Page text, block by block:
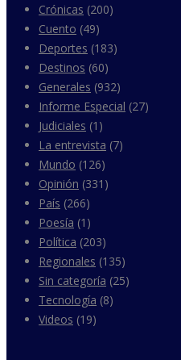
Crónicas (200)
Cuento (49)
Deportes (183)
Destinos (60)
Generales (932)
Informe Especial (27)
Judiciales (1)
La entrevista (7)
Mundo (126)
Opinión (331)
País (266)
Poesía (1)
Política (203)
Regionales (135)
Sin categoría (25)
Tecnología (8)
Videos (19)